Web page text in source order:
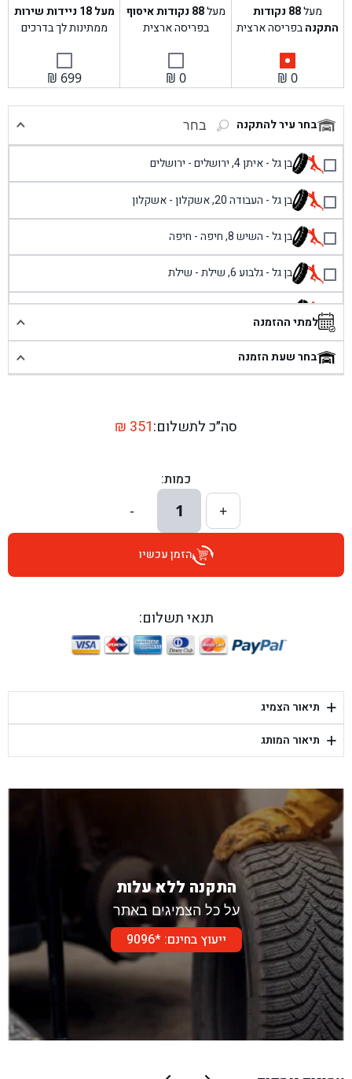
מעל88 נקודות
התקנהבפריסה ארצית
₪ 0
מעל88 נקודות איסוף
בפריסה ארצית
₪ 0
מעל 18 ניידות שירות
ממתינות לך בדרכים
₪ 699
בחר עיר להתקנה בחר
בן גל - איתן 4, ירושלים - ירושלים
בן גל - העבודה 20, אשקלון - אשקלון
בן גל - השיש 8, חיפה - חיפה
בן גל - גלבוע 6, שילת - שילת
בן גל - פוריידיס, כניסה צפונית מול כביש 4 - פרדיס
בן גל - שכונת אזור תעשייה זעירה, עיילבון - עיילבון
בן גל - דרך השבעה 20, אזור - אזור
בן גל - הרצל 6, גדרה - גדרה
בן גל - שדרות דוד בן גוריון 8, באר שבע - באר שבע
בן גל - היובלים 26, הוד השרון - הוד השרון
בן גל - יפת 88, תל אביב יפו - תל אביב
בן גל - דור אלון הר טוב - בית שמש
למתי ההזמנה
בחר שעת הזמנה
סה״כ לתשלום: ₪ 351
כמות:
+
1
-
הזמן עכשיו
תנאי תשלום:
+ תיאור הצמיג
+ תיאור המותג
התקנה ללא עלות
על כל הצמיגים באתר
ייעוץ בחינם: *9096